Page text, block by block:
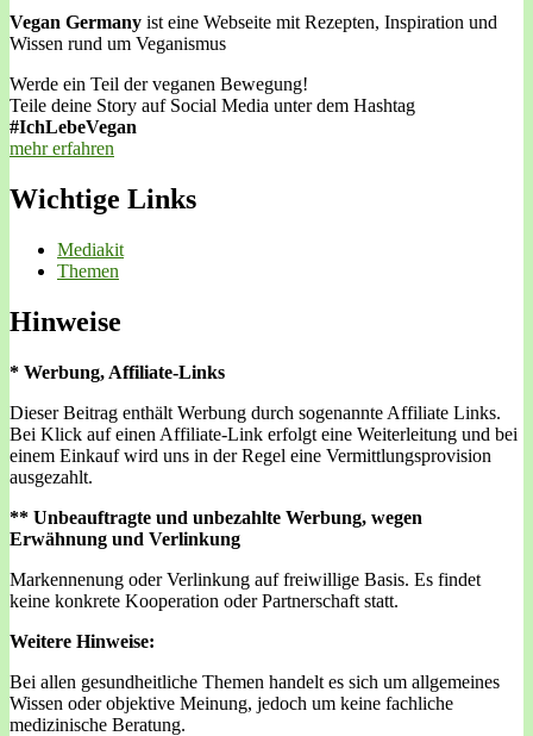
Vegan Germany ist eine Webseite mit Rezepten, Inspiration und
Wissen rund um Veganismus
Werde ein Teil der veganen Bewegung!
Teile deine Story auf Social Media unter dem Hashtag
#IchLebeVegan
mehr erfahren
Wichtige Links
Mediakit
Themen
Hinweise
* Werbung, Affiliate-Links
Dieser Beitrag enthält Werbung durch sogenannte Affiliate Links.
Bei Klick auf einen Affiliate-Link erfolgt eine Weiterleitung und bei
einem Einkauf wird uns in der Regel eine Vermittlungsprovision
ausgezahlt.
** Unbeauftragte und unbezahlte Werbung, wegen
Erwähnung und Verlinkung
Markennenung oder Verlinkung auf freiwillige Basis. Es findet
keine konkrete Kooperation oder Partnerschaft statt.
Weitere Hinweise:
Bei allen gesundheitliche Themen handelt es sich um allgemeines
Wissen oder objektive Meinung, jedoch um keine fachliche
medizinische Beratung.